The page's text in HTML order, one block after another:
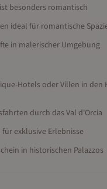
besonders romantisch
ideal für romantische
in malerischer Umgebung
Hotels oder Villen in den
durch das Val d'Orcia
exklusive Erlebnisse
in historischen Palazzos